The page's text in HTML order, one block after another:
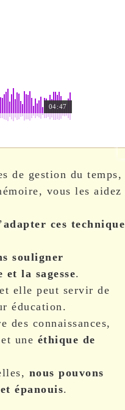
04:47
de gestion du temps,
vous les aidez
adapter ces
souligner
la sagesse.
elle peut servir de
éducation.
des connaissances,
une éthique de
nous pouvons
épanouis.